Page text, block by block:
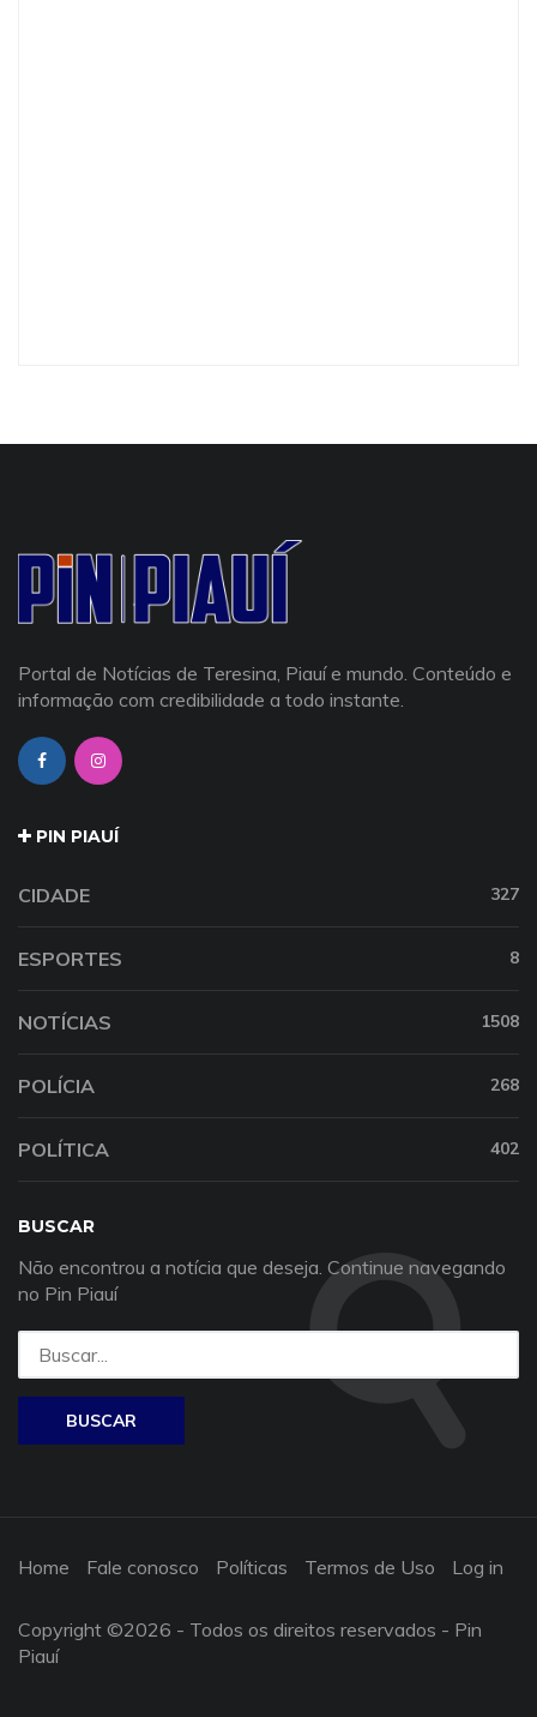
Portal de Notícias de Teresina, Piauí e mundo. Conteúdo e
informação com credibilidade a todo instante.
PIN PIAUÍ
CIDADE 327
ESPORTES 8
NOTÍCIAS 1508
POLÍCIA 268
POLÍTICA 402
BUSCAR
Não encontrou a notícia que deseja. Continue navegando
no Pin Piauí
Home Fale conosco Políticas Termos de Uso Log in
Copyright ©2026 - Todos os direitos reservados - Pin
Piauí